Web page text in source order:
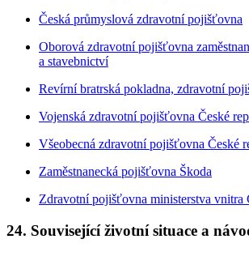
Česká průmyslová zdravotní pojišťovna
Oborová zdravotní pojišťovna
a stavebnictví
Revírní bratrská pokladna, zdravotní
Vojenská zdravotní pojišťovna České
Všeobecná zdravotní pojišťovna České
Zaměstnanecká pojišťovna Škoda
Zdravotní pojišťovna ministerstva vnitra
24. Související životní situace a